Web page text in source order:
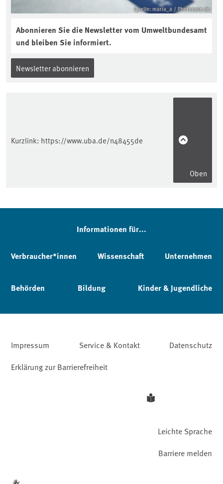
Quelle: maria_a / Photocase.de
Abonnieren Sie die Newsletter vom Umweltbundesamt
und bleiben Sie informiert.
Newsletter abonnieren
Kurzlink: https://www.uba.de/n48455de
Oben
Informationen für...
Verbraucher*innen Wissenschaft Unternehmen
Behörden Bildung Kinder & Jugendliche
Impressum Service & Kontakt
Datenschutz
Erklärung zur Barrierefreiheit
Leichte Sprache
Barriere melden